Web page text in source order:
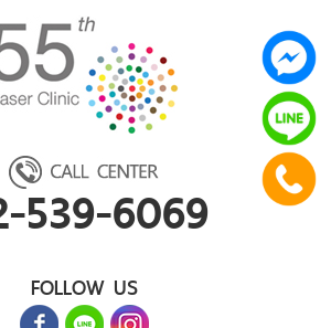
539-6069
FOLLOW US